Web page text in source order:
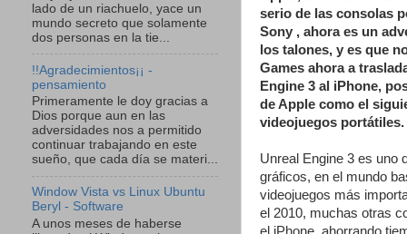
serio de las consolas
Sony , ahora es un
los talones, y es que
Games ahora a
Engine 3 al iPhone,
de Apple como el
videojuegos portátiles.
Unreal Engine 3 es uno
gráficos, en el mundo
videojuegos más
el 2010, muchas otras
lado de un riachuelo, yace un
mundo secreto que solamente
dos personas en la tie...
!!Agradecimientos¡¡ -
pensamiento
Primeramente le doy gracias a
Dios porque aun en las
adversidades nos a permitido
continuar trabajando en este
sueño, que cada día se materi...
Window Vista vs Linux Ubuntu
Beryl - Software
A unos meses de haberse